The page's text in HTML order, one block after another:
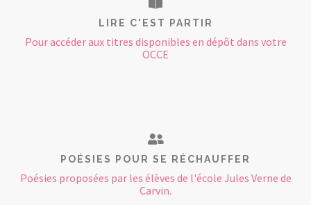
LIRE C'EST PARTIR
Pour accéder aux titres disponibles en dépôt dans votre
OCCE
POÉSIES POUR SE RÉCHAUFFER
Poésies proposées par les élèves de l'école Jules Verne de
Carvin.